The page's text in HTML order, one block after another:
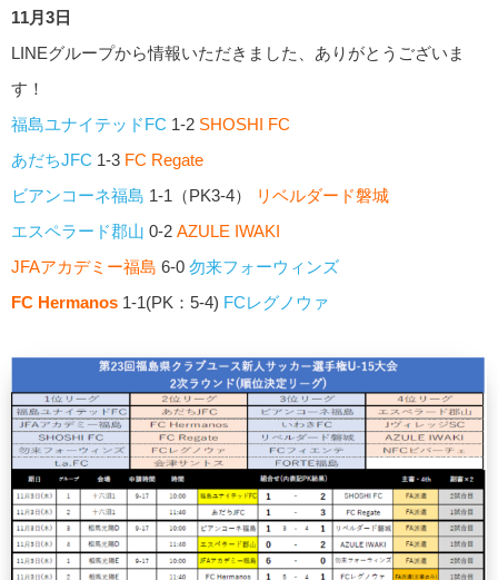
11月3日
LINEグループから情報いただきました、ありがとうございま
す！
福島ユナイテッドFC 1-2 SHOSHI FC
あだちJFC 1-3 FC Regate
ビアンコーネ福島 1-1（PK3-4）
リベルダード磐城
エスペラード郡山 0-2 AZULE IWAKI
JFAアカデミー福島 6-0 勿来フォーウィンズ
FC Hermanos 1-1(PK：5-4) FCレグノウァ